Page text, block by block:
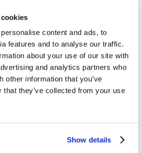
content and ads, to
features and to analyse our traffic.
about your use of our site with
and analytics partners who
other information that you’ve
that they’ve collected from your use
Show details
inglese nel mondo del lavoro
new sulla lingua inglese
ai 16 anni, dichiaro di acconsentire
dati personali in conformità
.
a marchio MyES
con * offrono sempre solo corsi online